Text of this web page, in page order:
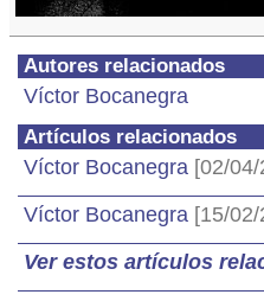
Autores relacionados
Víctor Bocanegra
Artículos relacionados
Víctor Bocanegra [02/04/
Víctor Bocanegra [15/02/
Ver estos artículos